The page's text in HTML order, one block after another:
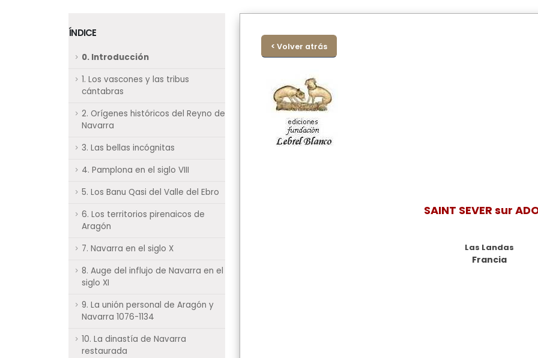
ÍNDICE
0. Introducción
1. Los vascones y las tribus
cántabras
2. Orígenes históricos del Reyno de
Navarra
3. Las bellas incógnitas
4. Pamplona en el siglo VIII
5. Los Banu Qasi del Valle del Ebro
6. Los territorios pirenaicos de
Aragón
7. Navarra en el siglo X
8. Auge del influjo de Navarra en el
siglo XI
9. La unión personal de Aragón y
Navarra 1076-1134
10. La dinastía de Navarra
restaurada
< Volver atrás
SAINT SEVER sur
Las Landas
Francia